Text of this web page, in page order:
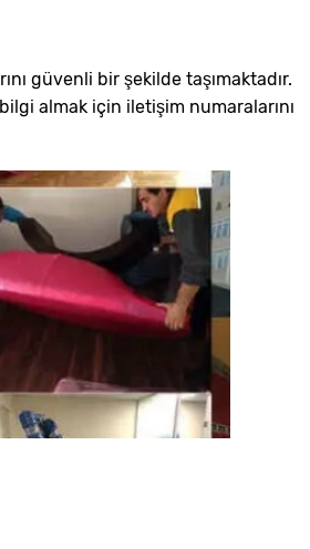
güvenli bir şekilde taşımaktadır.
almak için iletişim numaralarını